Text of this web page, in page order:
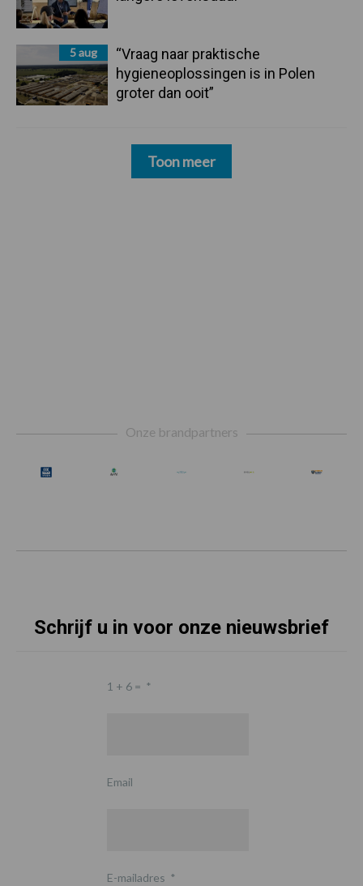
5 aug
“Vraag naar praktische
hygieneoplossingen is in Polen
groter dan ooit”
Toon meer
Onze brandpartners
Schrijf u in voor onze nieuwsbrief
1 + 6 = *
Email
E-mailadres *